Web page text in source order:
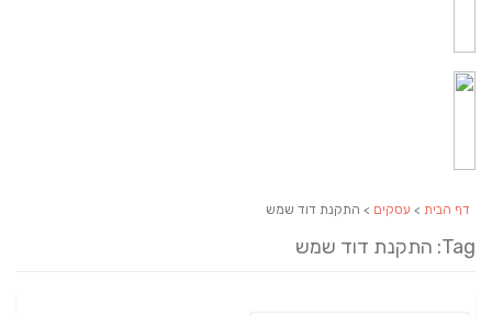
דף הבית > עסקים > התקנת דוד שמש
Tag: התקנת דוד שמש